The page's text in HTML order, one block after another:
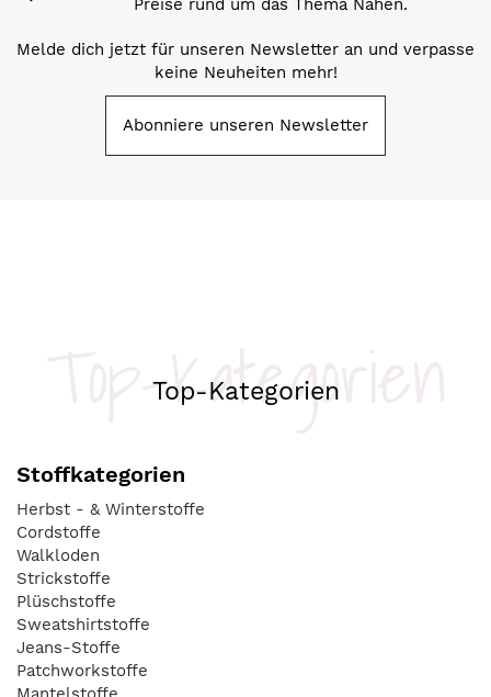
Melde dich jetzt für unseren Newsletter an und verpasse
keine Neuheiten mehr!
Abonniere unseren Newsletter
Top-Kategorien
Top-Kategorien
Stoffkategorien
Herbst - & Winterstoffe
Cordstoffe
Walkloden
Strickstoffe
Plüschstoffe
Sweatshirtstoffe
Jeans-Stoffe
Patchworkstoffe